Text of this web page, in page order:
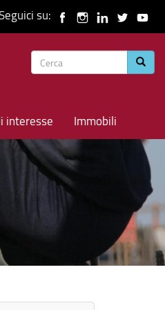
su:
Form
ricerca
interesse Immobili